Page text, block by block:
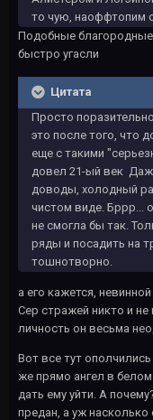
то чую, наоффтопим
Подобные
быстро угасли
Цитата
Просто
это после того, что
еще с такими
довел 21-ый век Даж
доводы, холодный
чистом виде. Бррр...
не смогла бы так.
ряды и посадить на
тошнотворно.
а его кажется,
Сер стражей никто и
личность он весьма
Вот все тут
же прямо ангел в
дать ему уйти. А
предан, а уж